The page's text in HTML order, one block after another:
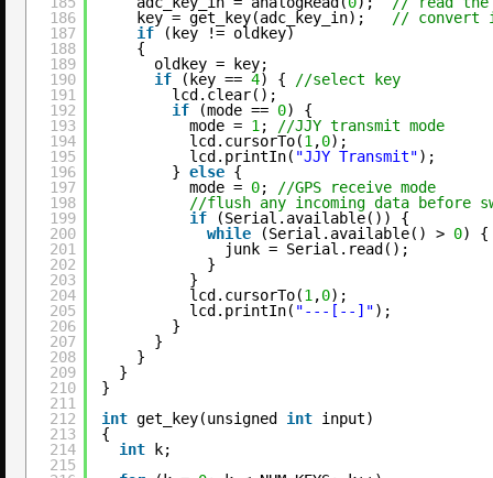
186
187
188
189
190
191
192
193
194
195
196
197
198
199
200
201
202
203
204
205
206
207
208
209
210
211
212
213
214
215
key = get_key(adc_key_in);
// convert
if
(key != oldkey)
{
oldkey = key;
if
(key == 4) {
//select key
lcd.clear();
if
(mode == 0) {
mode = 1 ;
//JJY transmit mode
lcd.cursorTo(1 ,0);
lcd.printIn( "JJY Transmit");
} else {
mode = 0;
//GPS receive mode
//flush any incoming data before
if
(Serial.available()) {
while
(Serial.available() > 0) {
junk = Serial.read();
}
}
lcd.cursorTo(1 ,0);
lcd.printIn( "---[--]");
}
}
}
}
}
int get_key(unsigned int input)
{
int
k;